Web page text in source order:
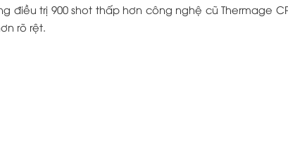
điều trị 900 shot thấp hơn công nghệ cũ Thermage
rõ rệt.